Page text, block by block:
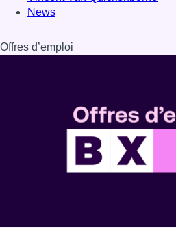
News
Offres d’emploi